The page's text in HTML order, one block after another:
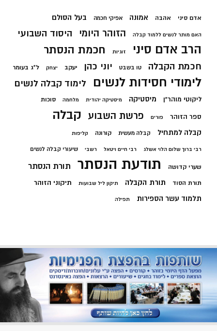
אדם סיני אהבה אמונה אפיקי חכמה בעל הסולם
האם מותר לנשים ללמוד קבלה הזוהר היומי היסוד השבועי
הרב אדם סיני זוגיות חכמת הנסתר
חכמת הקבלה טו בשבט יוני כהן יעקב יצחק ל"ג בעומר
לימודי חסידות לנשים לימוד קבלה לנשים
ליקוטי מוהר"ן מיסטיקה מיסטיקה יהודית מלחמה סוכות
ספר הזוהר פורים פרשת השבוע קבלה
קבלה למתחיל קבלה מעשית קורונה קליפות
רבי ברוך שלום הלוי אשלג רבי חיים ויטאל רשבי שיעורי קבלה לנשים
שערי קדושה תודעת הנסתר תורת הנסתר
תורת הסוד תורת הקבלה תיקון ליל שבועות תיקוני הזוהר
תלמוד עשר הספירות תפילה